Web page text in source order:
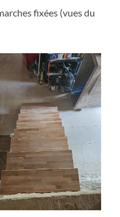
fixées (vues du